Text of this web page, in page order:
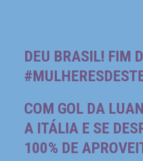
DEU BRASIL! FIM
COM GOL DA
A ITÁLIA E SE
100% DE